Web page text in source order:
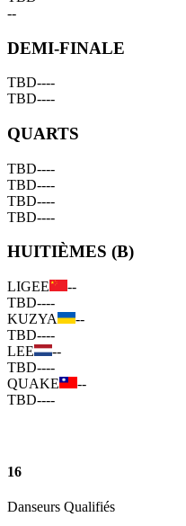
--
DEMI-FINALE
TBD----
TBD----
QUARTS
TBD----
TBD----
TBD----
TBD----
HUITIÈMES (B)
LIGEE
--
TBD----
KUZYA
--
TBD----
LEE
--
TBD----
QUAKE
--
TBD----
16
Danseurs Qualifiés